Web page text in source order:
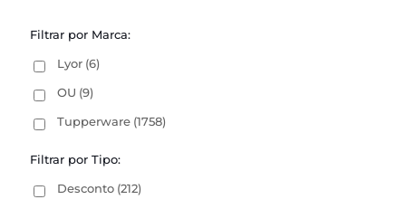
Filtrar por Marca:
Lyor (6)
OU (9)
Tupperware (1758)
Filtrar por Tipo:
Desconto (212)